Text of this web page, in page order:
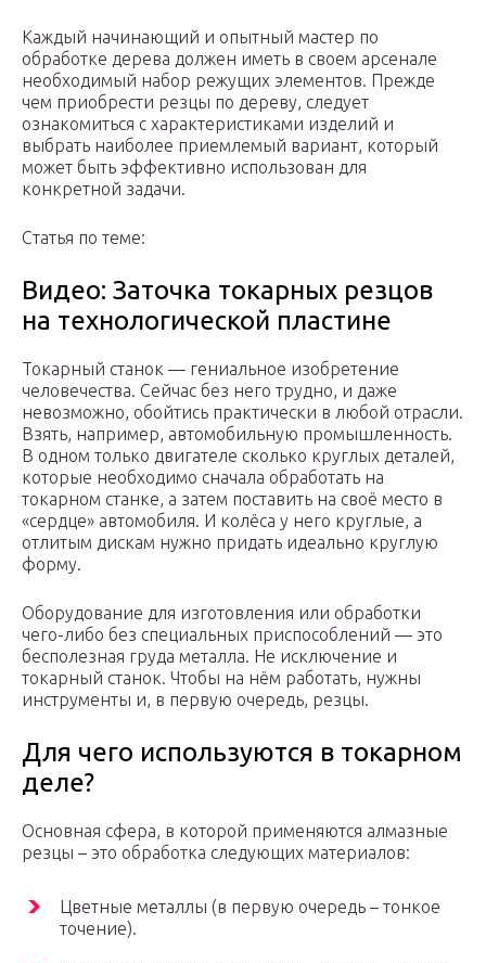
Каждый начинающий и опытный мастер по
обработке дерева должен иметь в своем арсенале
необходимый набор режущих элементов. Прежде
чем приобрести резцы по дереву, следует
ознакомиться с характеристиками изделий и
выбрать наиболее приемлемый вариант, который
может быть эффективно использован для
конкретной задачи.
Статья по теме:
Видео: Заточка токарных резцов
на технологической пластине
Токарный станок — гениальное изобретение
человечества. Сейчас без него трудно, и даже
невозможно, обойтись практически в любой отрасли.
Взять, например, автомобильную промышленность.
В одном только двигателе сколько круглых деталей,
которые необходимо сначала обработать на
токарном станке, а затем поставить на своё место в
«сердце» автомобиля. И колёса у него круглые, а
отлитым дискам нужно придать идеально круглую
форму.
Оборудование для изготовления или обработки
чего-либо без специальных приспособлений — это
бесполезная груда металла. Не исключение и
токарный станок. Чтобы на нём работать, нужны
инструменты и, в первую очередь, резцы.
Для чего используются в токарном
деле?
Основная сфера, в которой применяются алмазные
резцы – это обработка следующих материалов:
Цветные металлы (в первую очередь – тонкое
точение).